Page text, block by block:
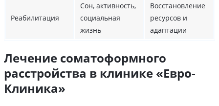
Реабилитация
Сон, активность,
социальная
жизнь
Восстановление
ресурсов и
адаптации
Лечение соматоформного
расстройства в клинике «Евро-
Клиника»